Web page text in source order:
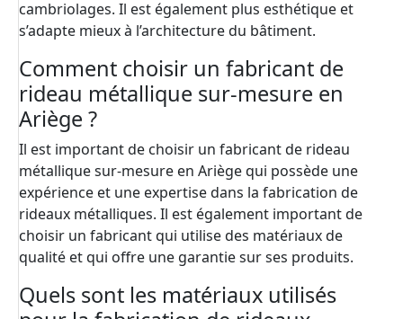
cambriolages. Il est également plus esthétique et
s’adapte mieux à l’architecture du bâtiment.
Comment choisir un fabricant de
rideau métallique sur-mesure en
Ariège ?
Il est important de choisir un fabricant de rideau
métallique sur-mesure en Ariège qui possède une
expérience et une expertise dans la fabrication de
rideaux métalliques. Il est également important de
choisir un fabricant qui utilise des matériaux de
qualité et qui offre une garantie sur ses produits.
Quels sont les matériaux utilisés